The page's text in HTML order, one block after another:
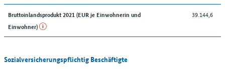
Bruttoinlandsprodukt 2021 (EUR je Einwohnerin und
Einwohner)
39.144,6
Sozialversicherungspflichtig Beschäftigte